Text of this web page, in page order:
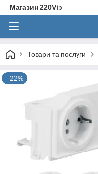
Магазин 220Vip
Товари та послуги
–22%